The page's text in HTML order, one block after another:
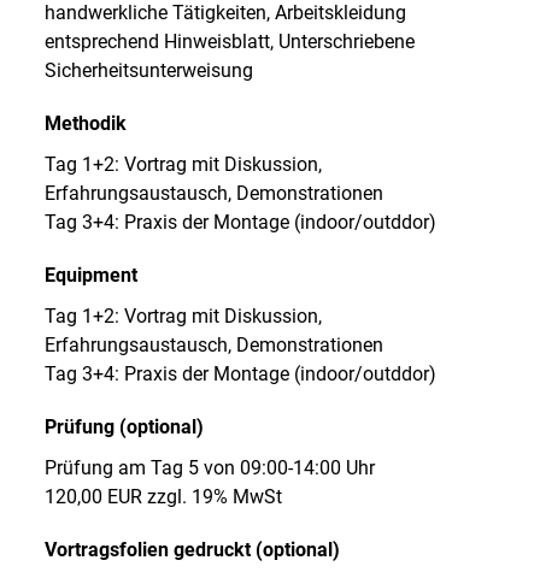
handwerkliche Tätigkeiten, Arbeitskleidung
entsprechend Hinweisblatt, Unterschriebene
Sicherheitsunterweisung
Methodik
Tag 1+2: Vortrag mit Diskussion,
Erfahrungsaustausch, Demonstrationen
Tag 3+4: Praxis der Montage (indoor/outddor)
Equipment
Tag 1+2: Vortrag mit Diskussion,
Erfahrungsaustausch, Demonstrationen
Tag 3+4: Praxis der Montage (indoor/outddor)
Prüfung (optional)
Prüfung am Tag 5 von 09:00-14:00 Uhr
120,00 EUR zzgl. 19% MwSt
Vortragsfolien gedruckt (optional)